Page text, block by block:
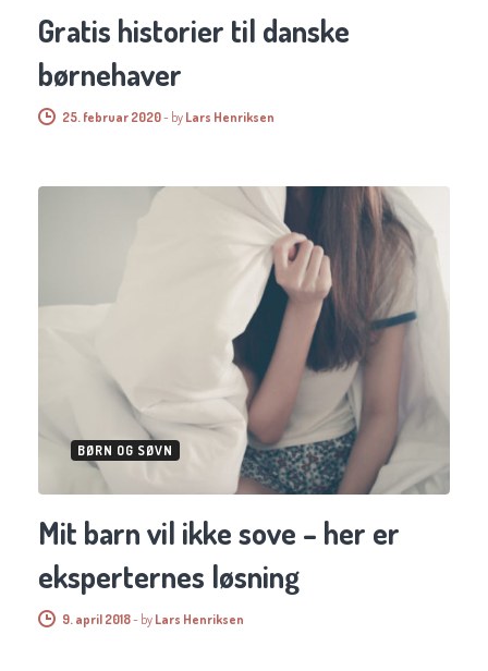
Gratis historier til danske
børnehaver
25. februar 2020- by Lars Henriksen
BØRN OG SØVN
Mit barn vil ikke sove – her er
eksperternes løsning
9. april 2018- by Lars Henriksen